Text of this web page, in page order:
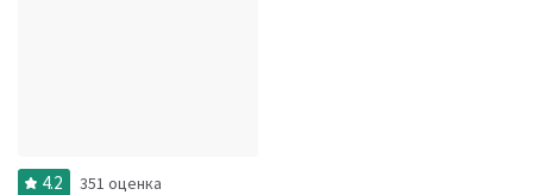
4.2 351 оценка